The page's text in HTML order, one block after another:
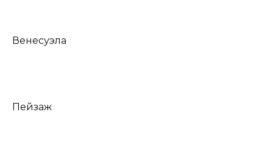
Венесуэла
Пейзаж